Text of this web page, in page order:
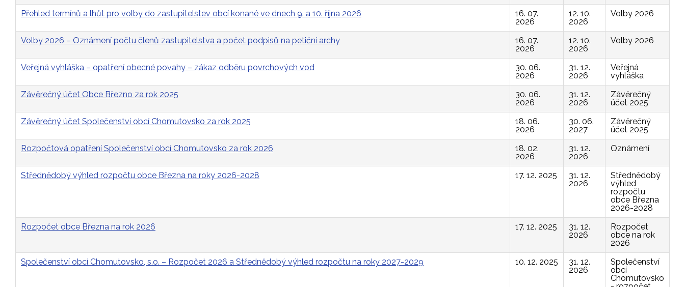
Přehled termínů a lhůt pro volby do zastupitelstev obcí konané ve dnech 9. a 10. října 2026
16. 07.
2026
12. 10.
2026
Volby 2026
Volby 2026 – Oznámení počtu členů zastupitelstva a počet podpisů na petiční archy
16. 07.
2026
12. 10.
2026
Volby 2026
Veřejná vyhláška – opatření obecné povahy – zákaz odběru povrchových vod
30. 06.
2026
31. 12.
2026
Veřejná
vyhláška
Závěrečný účet Obce Březno za rok 2025
30. 06.
2026
31. 12.
2026
Závěrečný
účet 2025
Závěrečný účet Společenství obcí Chomutovsko za rok 2025
18. 06.
2026
30. 06.
2027
Závěrečný
účet 2025
Rozpočtová opatření Společenství obcí Chomutovsko za rok 2026
18. 02.
2026
31. 12.
2026
Oznámení
Střednědobý výhled rozpočtu obce Března na roky 2026-2028 17. 12. 2025
31. 12.
2026
Střednědobý
výhled
rozpočtu
obce Března
2026-2028
Rozpočet obce Března na rok 2026
17. 12. 2025
31. 12.
2026
Rozpočet
obce na rok
2026
Společenství obcí Chomutovsko, s.o. – Rozpočet 2026 a Střednědobý výhled rozpočtu na roky 2027-2029
10. 12. 2025
31. 12.
2026
Společenství
obcí
Chomutovsko